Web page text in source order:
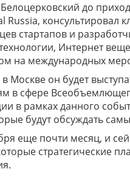
до
Russia, консультировал
стартапов и
Интернет
на международных
в Москве он будет
в сфере
в рамках данного
будут обсуждать
еще почти месяц, и
стратегические